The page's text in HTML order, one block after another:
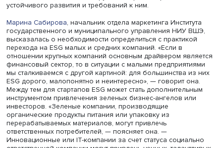
Екатерина Голуб, исполнительный директор
центра «Форум», обозначила основные направления
регулирования вопросов устойчивого развития,
ее словам, на практике могут рассматриваться как план
действий для успешного развития ESG. В числе таких
направлений она назвала принятие таксономии (схемы
классификации) зеленой/устойчивой деятельности,
инструментов и продуктов этой деятельности;
целевых показателей ограничения выбросов
газов и торговлю углеродными единицами; введение
ограничений для углеродоемких видов деятельности и
стимулирование рынка устойчивого финансирования;
создание специальных инструментов финансирования
устойчивого развития и требований к ним.